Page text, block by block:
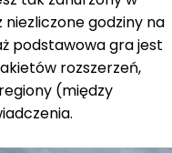
niezliczone godziny na
podstawowa gra jest
rozszerzeń,
(między